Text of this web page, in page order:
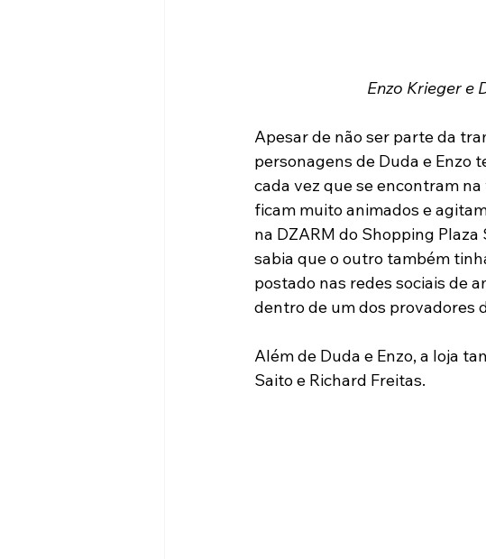
Enzo Krieger e
Apesar de não ser parte da
personagens de Duda e Enzo
cada vez que se encontram
ficam muito animados e
na DZARM do Shopping
sabia que o outro também
postado nas redes sociais de
dentro de um dos provadores
Além de Duda e Enzo, a loja
Saito e Richard Freitas.